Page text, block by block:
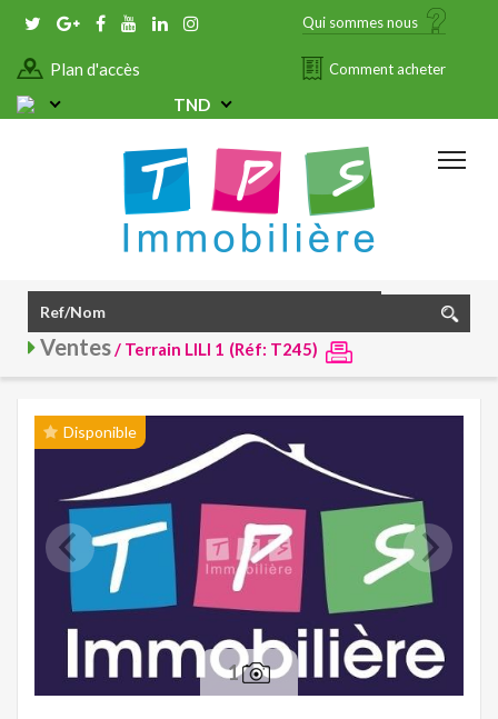
Qui sommes nous
Plan d'accès Comment acheter
TND
Ventes/ Terrain LILI 1 (Réf: T245)
Disponible
1